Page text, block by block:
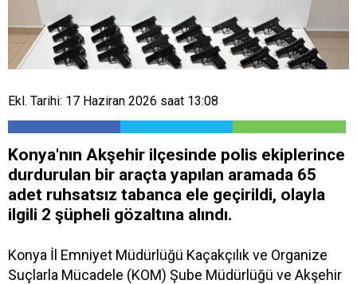
Ekl. Tarihi: 17 Haziran 2026 saat 13:08
Konya'nın Akşehir ilçesinde polis ekiplerince
durdurulan bir araçta yapılan aramada 65
adet ruhsatsız tabanca ele geçirildi, olayla
ilgili 2 şüpheli gözaltına alındı.
Konya İl Emniyet Müdürlüğü Kaçakçılık ve Organize
Suçlarla Mücadele (KOM) Şube Müdürlüğü ve Akşehir